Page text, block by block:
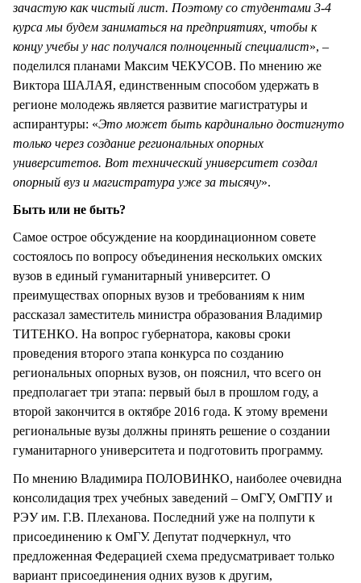
зачастую как чистый лист. Поэтому со студентами 3-4
курса мы будем заниматься на предприятиях, чтобы к
концу учебы у нас получался полноценный специалист», –
поделился планами Максим ЧЕКУСОВ. По мнению же
Виктора ШАЛАЯ, единственным способом удержать в
регионе молодежь является развитие магистратуры и
аспирантуры: «Это может быть кардинально достигнуто
только через создание региональных опорных
университетов. Вот технический университет создал
опорный вуз и магистратура уже за тысячу».
Быть или не быть?
Самое острое обсуждение на координационном совете
состоялось по вопросу объединения нескольких омских
вузов в единый гуманитарный университет. О
преимуществах опорных вузов и требованиям к ним
рассказал заместитель министра образования Владимир
ТИТЕНКО. На вопрос губернатора, каковы сроки
проведения второго этапа конкурса по созданию
региональных опорных вузов, он пояснил, что всего он
предполагает три этапа: первый был в прошлом году, а
второй закончится в октябре 2016 года. К этому времени
региональные вузы должны принять решение о создании
гуманитарного университета и подготовить программу.
По мнению Владимира ПОЛОВИНКО, наиболее очевидна
консолидация трех учебных заведений – ОмГУ, ОмГПУ и
РЭУ им. Г.В. Плеханова. Последний уже на полпути к
присоединению к ОмГУ. Депутат подчеркнул, что
предложенная Федерацией схема предусматривает только
вариант присоединения одних вузов к другим,